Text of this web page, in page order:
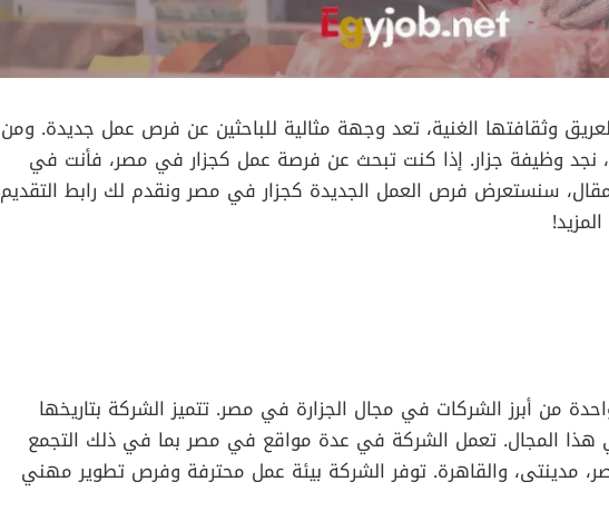
وثقافتها الغنية، تعد وجهة مثالية للباحثين عن فرص عمل جديدة. ومن
نجد وظيفة جزار. إذا كنت تبحث عن فرصة عمل كجزار في مصر، فأنت في
سنستعرض فرص العمل الجديدة كجزار في مصر ونقدم لك رابط التقديم
من أبرز الشركات في مجال الجزارة في مصر. تتميز الشركة بتاريخها
هذا المجال. تعمل الشركة في عدة مواقع في مصر بما في ذلك التجمع
مدينتى، والقاهرة. توفر الشركة بيئة عمل محترفة وفرص تطوير مهني